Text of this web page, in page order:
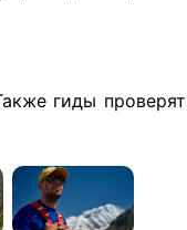
гиды проверят